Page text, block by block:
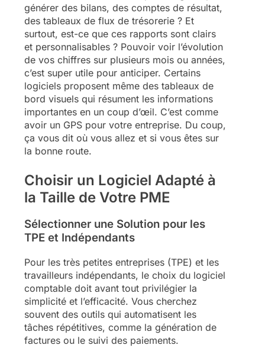
générer des bilans, des comptes de résultat,
des tableaux de flux de trésorerie ? Et
surtout, est-ce que ces rapports sont clairs
et personnalisables ? Pouvoir voir l’évolution
de vos chiffres sur plusieurs mois ou années,
c’est super utile pour anticiper. Certains
logiciels proposent même des tableaux de
bord visuels qui résument les informations
importantes en un coup d’œil. C’est comme
avoir un GPS pour votre entreprise. Du coup,
ça vous dit où vous allez et si vous êtes sur
la bonne route.
Choisir un Logiciel Adapté à
la Taille de Votre PME
Sélectionner une Solution pour les
TPE et Indépendants
Pour les très petites entreprises (TPE) et les
travailleurs indépendants, le choix du logiciel
comptable doit avant tout privilégier la
simplicité et l’efficacité. Vous cherchez
souvent des outils qui automatisent les
tâches répétitives, comme la génération de
factures ou le suivi des paiements.